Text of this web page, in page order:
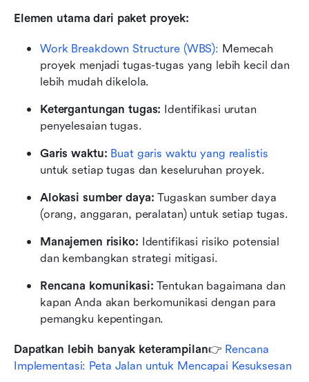
Elemen utama dari paket proyek:
Work Breakdown Structure (WBS): Memecah
proyek menjadi tugas-tugas yang lebih kecil dan
lebih mudah dikelola.
Ketergantungan tugas: Identifikasi urutan
penyelesaian tugas.
Garis waktu: Buat garis waktu yang realistis
untuk setiap tugas dan keseluruhan proyek.
Alokasi sumber daya: Tugaskan sumber daya
(orang, anggaran, peralatan) untuk setiap tugas.
Manajemen risiko: Identifikasi risiko potensial
dan kembangkan strategi mitigasi.
Rencana komunikasi: Tentukan bagaimana dan
kapan Anda akan berkomunikasi dengan para
pemangku kepentingan.
Dapatkan lebih banyak keterampilan👉 Rencana
Implementasi: Peta Jalan untuk Mencapai Kesuksesan